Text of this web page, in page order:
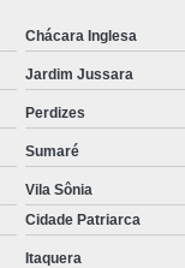
Chácara Inglesa
Jardim Jussara
Perdizes
Sumaré
Vila Sônia
Cidade Patriarca
Itaquera